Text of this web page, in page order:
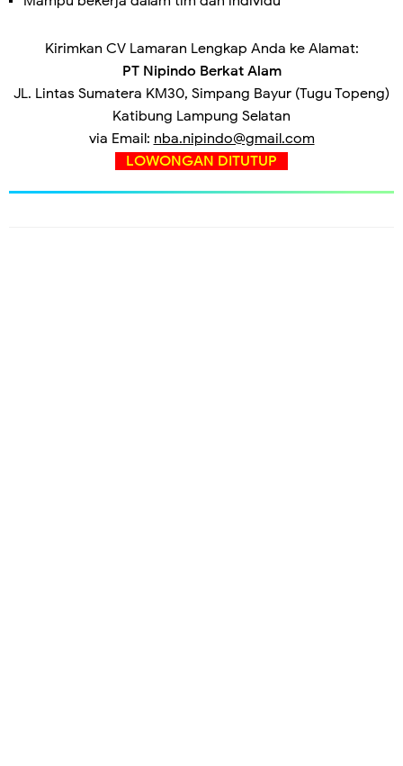
Kirimkan CV Lamaran Lengkap Anda ke Alamat:
PT Nipindo Berkat Alam
JL. Lintas Sumatera KM30, Simpang Bayur (Tugu Topeng)
Katibung Lampung Selatan
via Email: nba.nipindo@gmail.com
LOWONGAN DITUTUP